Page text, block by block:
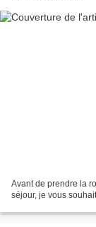
Avant de prendre la
séjour, je vous